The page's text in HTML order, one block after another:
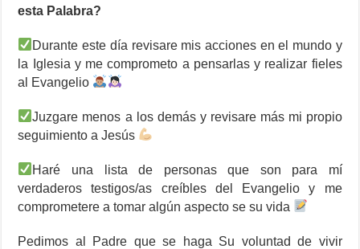
esta Palabra?
Durante este día revisare mis acciones en el mundo y
la Iglesia y me comprometo a pensarlas y realizar fieles
al Evangelio
Juzgare menos a los demás y revisare más mi propio
seguimiento a Jesús
Haré una lista de personas que son para mí
verdaderos testigos/as creíbles del Evangelio y me
comprometere a tomar algún aspecto se su vida
Pedimos al Padre que se haga Su voluntad de vivir